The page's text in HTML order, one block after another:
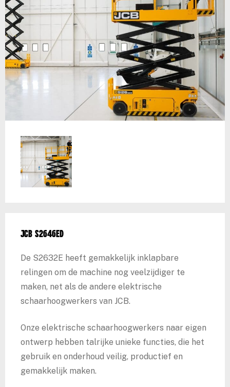
JCB S2646ED
De S2632E heeft gemakkelijk inklapbare
relingen om de machine nog veelzijdiger te
maken, net als de andere elektrische
schaarhoogwerkers van JCB.
Onze elektrische schaarhoogwerkers naar eigen
ontwerp hebben talrijke unieke functies, die het
gebruik en onderhoud veilig, productief en
gemakkelijk maken.